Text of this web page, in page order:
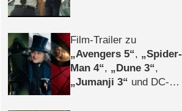
Film-Trailer zu
Avengers 5 ,
Spider-
Man 4 , Dune 3 ,
Jumanji 3
und DC-